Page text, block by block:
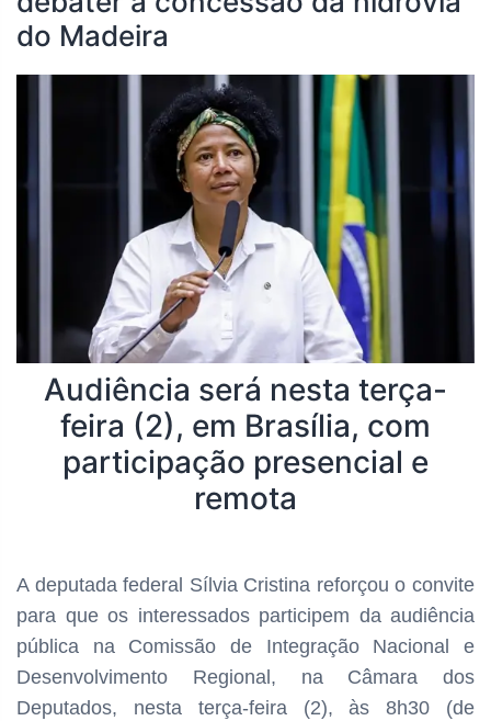
do Madeira
Audiência será nesta terça-
feira (2), em Brasília, com
participação presencial e
remota
A deputada federal Sílvia Cristina reforçou o convite
para que os interessados participem da audiência
pública na Comissão de Integração Nacional e
Desenvolvimento Regional, na Câmara dos
Deputados, nesta terça-feira (2), às 8h30 (de